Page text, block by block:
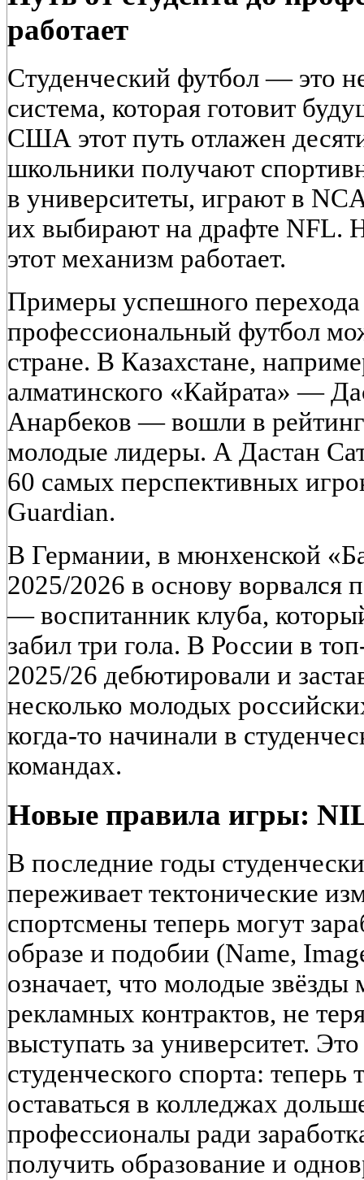
работает
Студенческий футбол — это
система, которая готовит
США этот путь отлажен
школьники получают
в университеты, играют в
их выбирают на драфте NFL.
этот механизм работает.
Примеры успешного перехода
профессиональный футбол
стране. В Казахстане,
алматинского «Кайрата» —
Анарбеков — вошли в
молодые лидеры. А Дастан
60 самых перспективных
Guardian.
В Германии, в мюнхенской
2025/2026 в основу ворвался
— воспитанник клуба,
забил три гола. В России в
2025/26 дебютировали и
несколько молодых
когда-то начинали в
командах.
Новые правила игры: NIL
В последние годы
переживает тектонические
спортсмены теперь могут
образе и подобии (Name,
означает, что молодые звёзды
рекламных контрактов, не
выступать за университет.
студенческого спорта:
оставаться в колледжах
профессионалы ради
получить образование и